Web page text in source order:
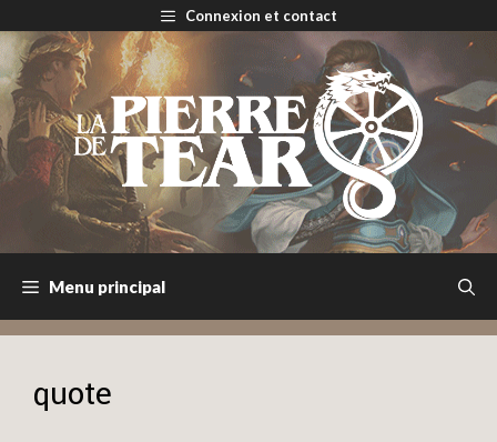
au
contenu
Connexion et contact
Menu principal
quote